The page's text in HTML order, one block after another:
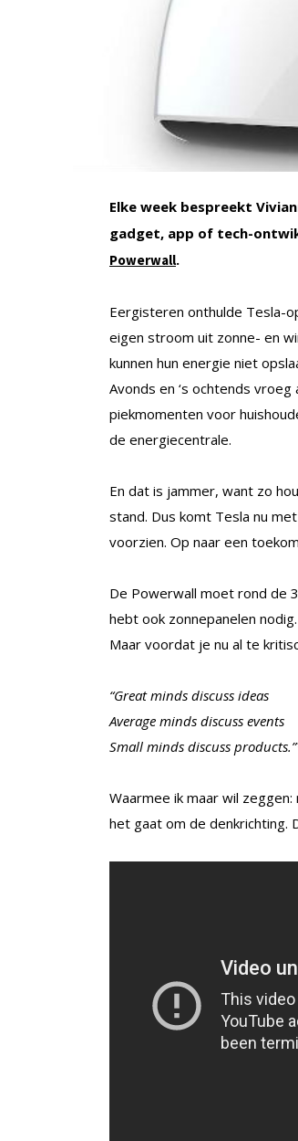
Elke week bespreekt
gadget, app of tech-
Powerwall.
Eergisteren onthulde Tesla-
eigen stroom uit zonne- en
kunnen hun energie niet
Avonds en ‘s ochtends
piekmomenten voor
de energiecentrale.
En dat is jammer, want zo
stand. Dus komt Tesla nu
voorzien. Op naar een
De Powerwall moet rond de
hebt ook zonnepanelen
Maar voordat je nu al te
“Great minds discuss ideas
Average minds discuss events
Small minds discuss
Waarmee ik maar wil
het gaat om de denkrichting.